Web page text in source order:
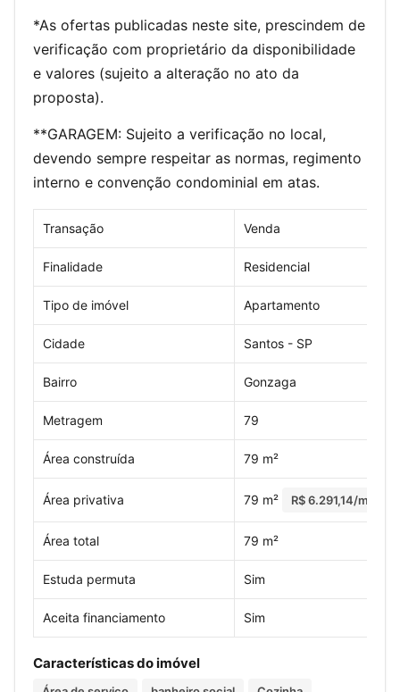
*As ofertas publicadas neste site, prescindem de
verificação com proprietário da disponibilidade
e valores (sujeito a alteração no ato da
proposta).
**GARAGEM: Sujeito a verificação no local,
devendo sempre respeitar as normas, regimento
interno e convenção condominial em atas.
Transação Venda
Finalidade Residencial
Tipo de imóvel Apartamento
Cidade Santos - SP
Bairro Gonzaga
Metragem 79
Área construída 79 m²
Área privativa 79 m² R$ 6.291,14/m²
Área total 79 m²
Estuda permuta Sim
Aceita financiamento Sim
Características do imóvel